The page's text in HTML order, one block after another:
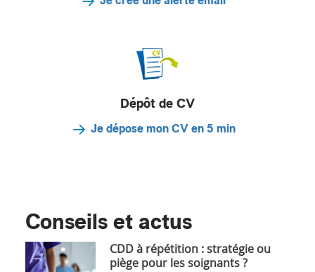
Dépôt de CV
Je dépose mon CV en 5 min
Conseils et actus
CDD à répétition : stratégie ou
piège pour les soignants ?